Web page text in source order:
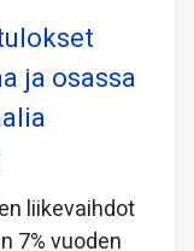
ja osassa
liikevaihdot
7% vuoden